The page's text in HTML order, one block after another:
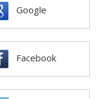
Google
Facebook